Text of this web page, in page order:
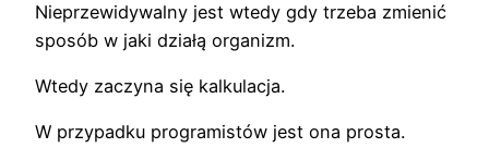
Nieprzewidywalny jest wtedy gdy trzeba zmienić
sposób w jaki działą organizm.
Wtedy zaczyna się kalkulacja.
W przypadku programistów jest ona prosta.